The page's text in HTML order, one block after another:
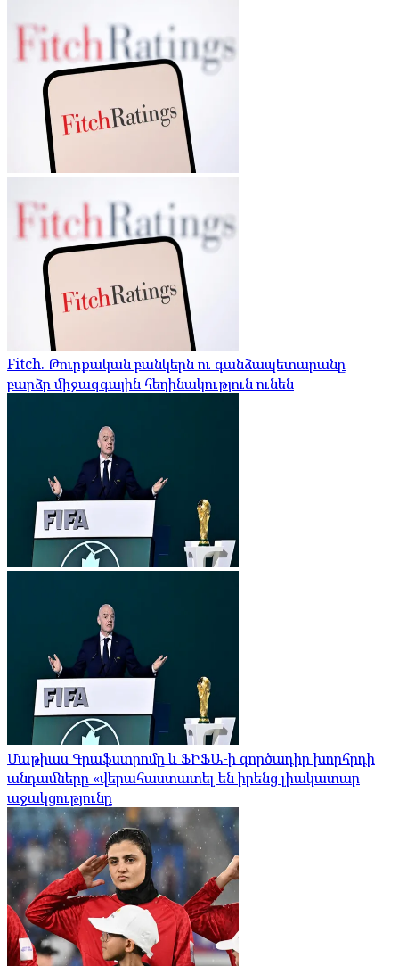
Fitch. Թուրքական բանկերն ու գանձապետարանը
բարձր միջազգային հեղինակություն ունեն
Մաթիաս Գրաֆստրոմը և ՖԻՖԱ-ի գործադիր խորհրդի
անդամները «վերահաստատել են իրենց լիակատար
աջակցությունը